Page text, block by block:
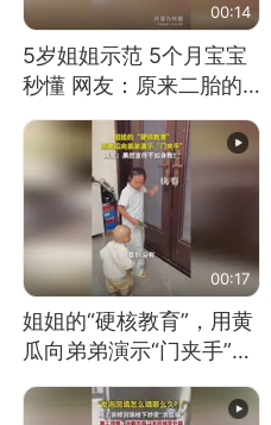
00:14
5岁姐姐示范 5个月宝宝
秒懂 网友：原来二胎的
快乐长这样
00:17
姐姐的“硬核教育”，用黄
瓜向弟弟演示“门夹手”，
网友：果然言传不如身
教！